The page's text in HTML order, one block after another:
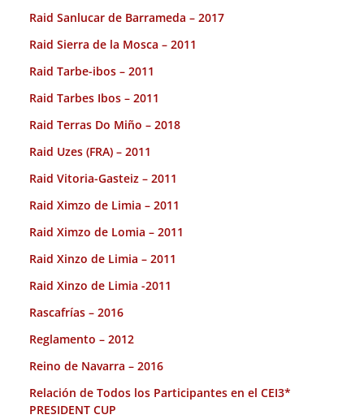
Raid Sanlucar de Barrameda – 2017
Raid Sierra de la Mosca – 2011
Raid Tarbe-ibos – 2011
Raid Tarbes Ibos – 2011
Raid Terras Do Miño – 2018
Raid Uzes (FRA) – 2011
Raid Vitoria-Gasteiz – 2011
Raid Ximzo de Limia – 2011
Raid Ximzo de Lomia – 2011
Raid Xinzo de Limia – 2011
Raid Xinzo de Limia -2011
Rascafrías – 2016
Reglamento – 2012
Reino de Navarra – 2016
Relación de Todos los Participantes en el CEI3*
PRESIDENT CUP